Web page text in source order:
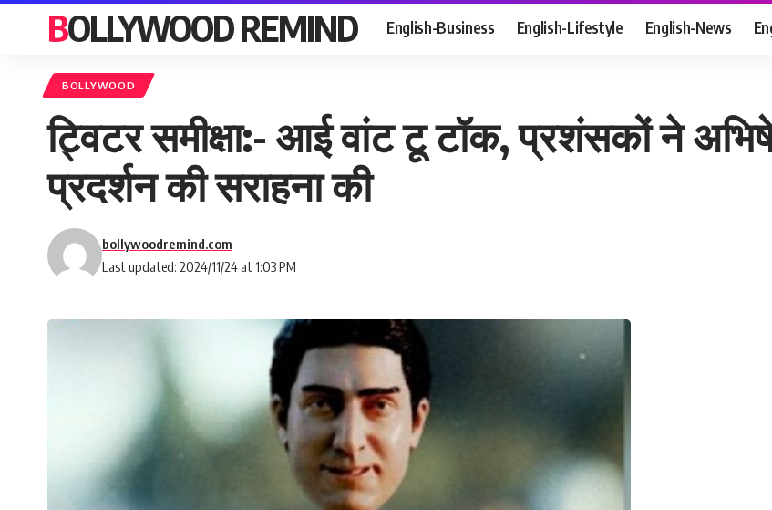
BOLLYWOOD REMIND English-Business English-Lifestyle English-News
BOLLYWOOD
ट्विटर समीक्षा:- आई वांट टू टॉक, प्रशंसकों ने
प्रदर्शन की सराहना की
Last updated: 2024/11/24 at 1:03 PM
bollywoodremind.com